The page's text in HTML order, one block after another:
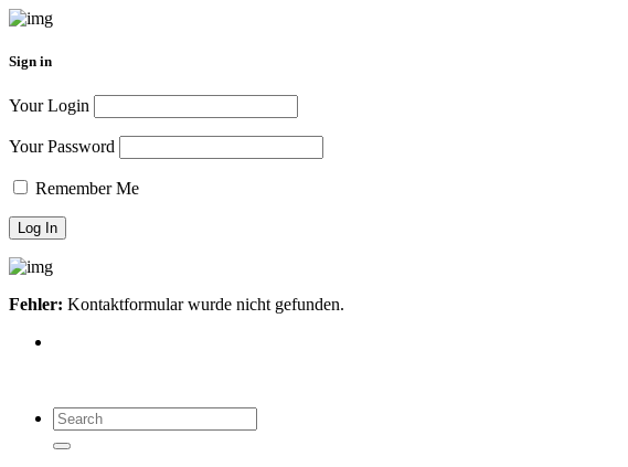
Sign in
Your Login
Your Password
Remember Me
Fehler: Kontaktformular wurde nicht gefunden.
Search
for:
Search